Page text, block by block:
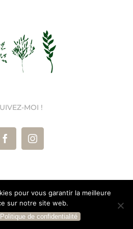
MOI !
Tous droits réservés |
Générales de Vente
pour vous garantir la meilleure
sur notre site web.
Politique de confidentialité